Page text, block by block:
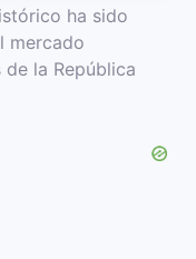
ha sido
mercado
la República